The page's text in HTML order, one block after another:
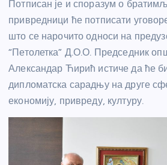
Потписан је и споразум о
привредници ће потписати
што се нарочито односи на
“Петолетка” Д.О.О. Председник
Александар Ћирић истиче да ће
дипломатска сарадњу на друге
економију, привреду, културу.